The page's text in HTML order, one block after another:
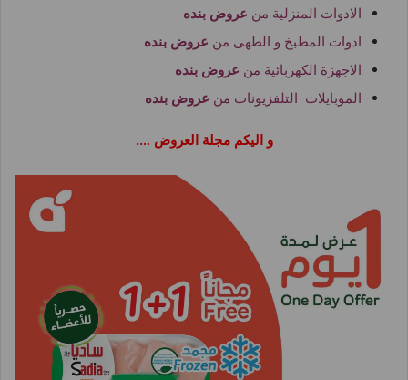
الادوات المنزلية من عروض بنده
ادوات المطبخ و الطهى من عروض بنده
الاجهزة الكهربائية من عروض بنده
الموبايلات التلفزيونات من عروض بنده
و اليكم مجلة العروض ….